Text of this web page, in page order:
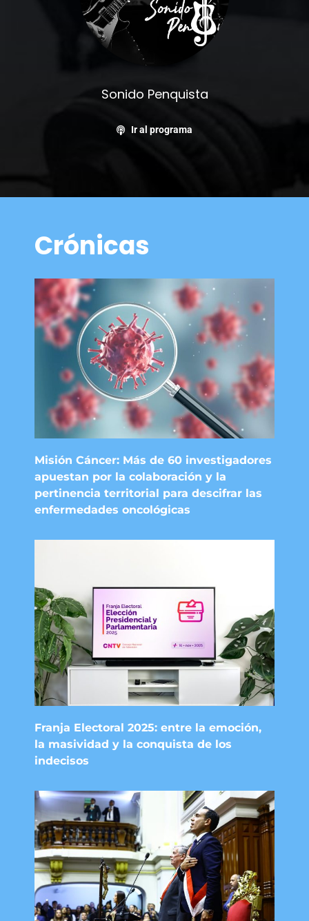
Sonido Penquista
Ir al programa
Crónicas
Misión Cáncer: Más de 60 investigadores
apuestan por la colaboración y la
pertinencia territorial para descifrar las
enfermedades oncológicas
Franja Electoral 2025: entre la emoción,
la masividad y la conquista de los
indecisos